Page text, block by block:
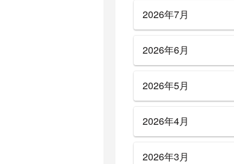
2026年7月
2026年6月
2026年5月
2026年4月
2026年3月